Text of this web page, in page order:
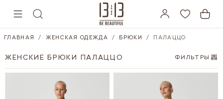
ГЛАВНАЯ / ЖЕНСКАЯ ОДЕЖДА / БРЮКИ / ПАЛАЦЦО
ЖЕНСКИЕ БРЮКИ ПАЛАЦЦО ФИЛЬТРЫ